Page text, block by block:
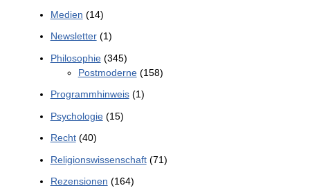
Medien (14)
Newsletter(1)
Philosophie(345)
Postmoderne(158)
Programmhinweis(1)
Psychologie(15)
Recht(40)
Religionswissenschaft(71)
Rezensionen (164)